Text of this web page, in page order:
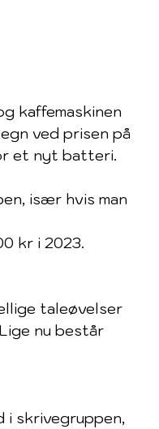
kaffemaskinen
ved prisen på
et nyt batteri.
især hvis man
kr i 2023.
taleøvelser
nu består
i skrivegruppen,